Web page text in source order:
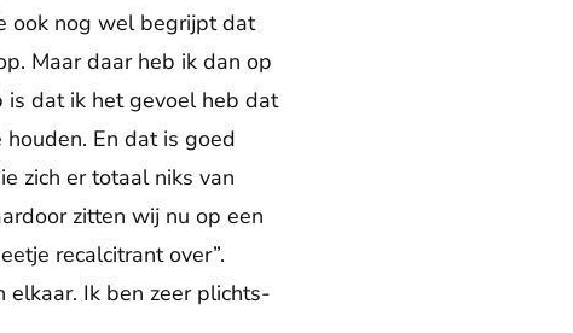
ook nog wel begrijpt dat
Maar daar heb ik dan op
is dat ik het gevoel heb dat
En dat is goed
zich er totaal niks van
zitten wij nu op een
recalcitrant over”.
elkaar. Ik ben zeer plichts-